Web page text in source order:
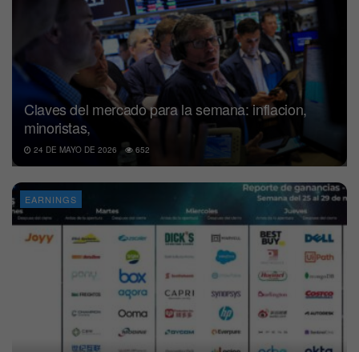
Claves del mercado para la semana: inflacion,
minoristas,
24 DE MAYO DE 2026 652
EARNINGS